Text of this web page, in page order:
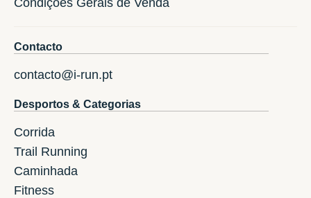
Contacto
contacto@i-run.pt
Desportos & Categorias
Corrida
Trail Running
Caminhada
Fitness